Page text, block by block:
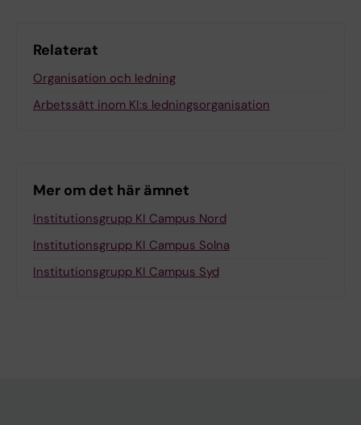
Relaterat
Organisation och ledning
Arbetssätt inom KI:s ledningsorganisation
Mer om det här ämnet
Institutionsgrupp KI Campus Nord
Institutionsgrupp KI Campus Solna
Institutionsgrupp KI Campus Syd